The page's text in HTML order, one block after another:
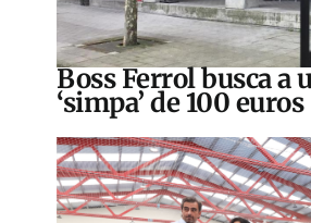
Boss Ferrol busca a
‘simpa’ de 100 euros